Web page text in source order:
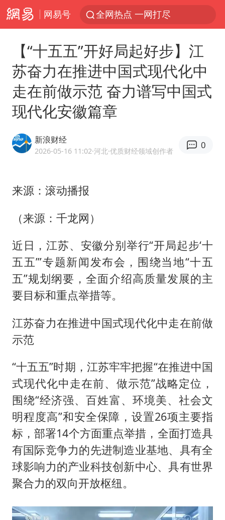
网易号 全网热点 一网打尽
【“十五五”开好局起好步】江
苏奋力在推进中国式现代化中
走在前做示范 奋力谱写中国式
现代化安徽篇章
新浪财经
2026-05-16 11:02·河北·优质财经领域创作者
0
来源：滚动播报
（来源：千龙网）
近日，江苏、安徽分别举行“开局起步‘十
五五’”专题新闻发布会，围绕当地“十五
五”规划纲要，全面介绍高质量发展的主
要目标和重点举措等。
江苏奋力在推进中国式现代化中走在前做
示范
“十五五”时期，江苏牢牢把握“在推进中国
式现代化中走在前、做示范”战略定位，
围绕“经济强、百姓富、环境美、社会文
明程度高”和安全保障，设置26项主要指
标，部署14个方面重点举措，全面打造具
有国际竞争力的先进制造业基地、具有全
球影响力的产业科技创新中心、具有世界
聚合力的双向开放枢纽。